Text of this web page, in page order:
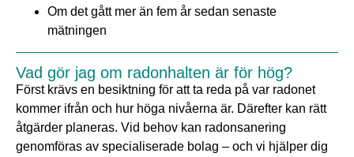
Om det gått mer än fem år sedan senaste
mätningen
Vad gör jag om radonhalten är för hög?
Först krävs en besiktning för att ta reda på var radonet
kommer ifrån och hur höga nivåerna är. Därefter kan rätt
åtgärder planeras. Vid behov kan radonsanering
genomföras av specialiserade bolag – och vi hjälper dig